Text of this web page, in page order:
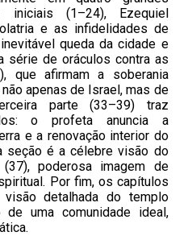
iniciais (1–24), Ezequiel
e as infidelidades de
queda da cidade e
série de oráculos contra as
que afirmam a soberania
apenas de Israel, mas de
parte (33–39) traz
o profeta anuncia a
e a renovação interior do
seção é a célebre visão do
poderosa imagem de
Por fim, os capítulos
detalhada do templo
uma comunidade ideal,